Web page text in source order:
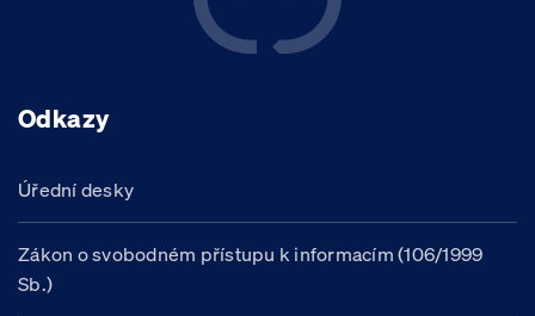
Odkazy
Úřední desky
Zákon o svobodném přístupu k informacím (106/1999
Sb.)